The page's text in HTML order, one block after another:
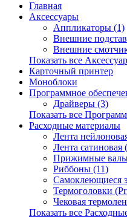
Главная
Аксессуары
Аппликаторы (1)
Внешние
Внешние
Показать все
Карточный принтер
Моноблоки
Программное
Драйверы (3)
Показать все
Расходные материалы
Лента
Лента сатиновая
Прижимные
Риббоны (11)
Самоклеющиеся
Термоголовки
Чековая
Показать все